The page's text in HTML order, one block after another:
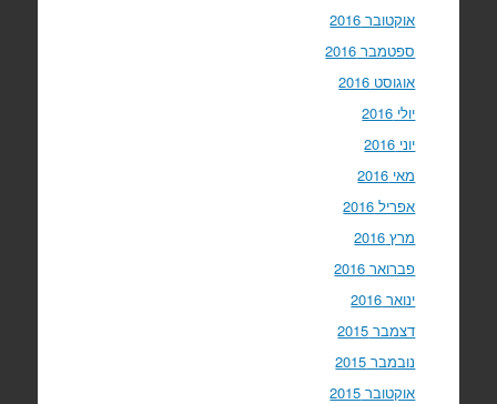
אוקטובר 2016
ספטמבר 2016
אוגוסט 2016
יולי 2016
יוני 2016
מאי 2016
אפריל 2016
מרץ 2016
פברואר 2016
ינואר 2016
דצמבר 2015
נובמבר 2015
אוקטובר 2015